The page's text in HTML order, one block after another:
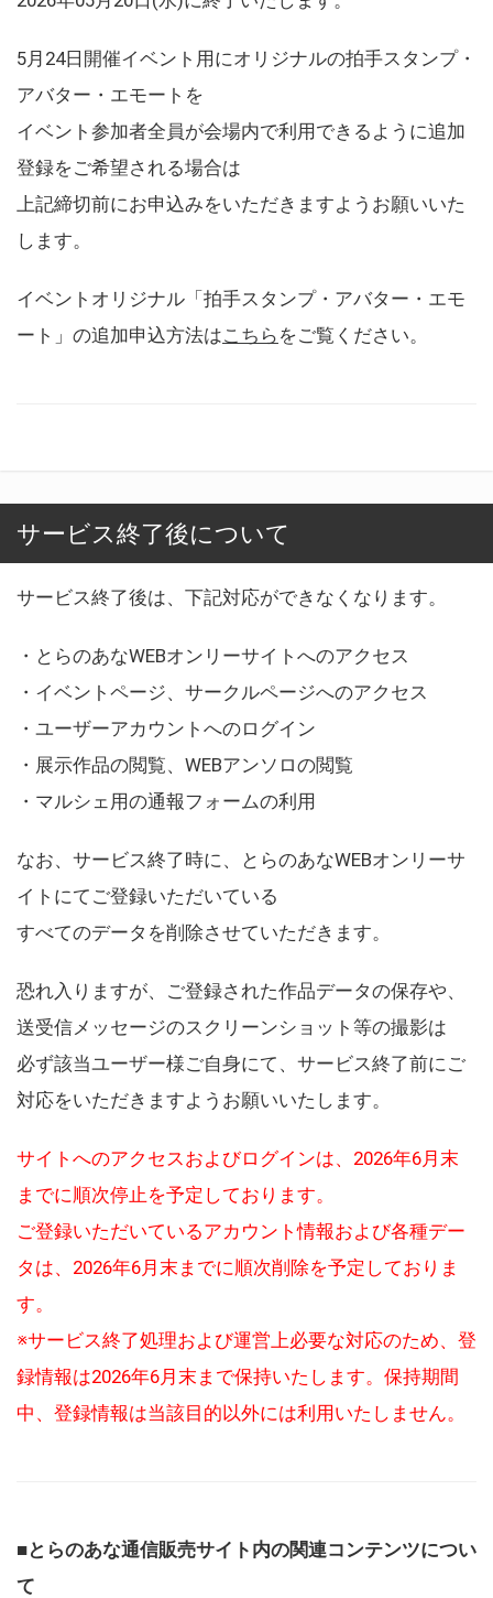
5月24日開催イベント用にオリジナルの拍手スタンプ・
アバター・エモートを
イベント参加者全員が会場内で利用できるように追加
登録をご希望される場合は
上記締切前にお申込みをいただきますようお願いいた
します。
イベントオリジナル「拍手スタンプ・アバター・エモ
ート」の追加申込方法はこちら をご覧ください。
サービス終了後について
サービス終了後は、下記対応ができなくなります。
・とらのあなWEBオンリーサイトへのアクセス
・イベントページ、サークルページへのアクセス
・ユーザーアカウントへのログイン
・展示作品の閲覧、WEBアンソロの閲覧
・マルシェ用の通報フォームの利用
なお、サービス終了時に、とらのあなWEBオンリーサ
イトにてご登録いただいている
すべてのデータを削除させていただきます。
恐れ入りますが、ご登録された作品データの保存や、
送受信メッセージのスクリーンショット等の撮影は
必ず該当ユーザー様ご自身にて、サービス終了前にご
対応をいただきますようお願いいたします。
サイトへのアクセスおよびログインは、2026年6月末
までに順次停止を予定しております。
ご登録いただいているアカウント情報および各種デー
タは、2026年6月末までに順次削除を予定しておりま
す。
※サービス終了処理および運営上必要な対応のため、登
録情報は2026年6月末まで保持いたします。保持期間
中、登録情報は当該目的以外には利用いたしません。
■とらのあな通信販売サイト内の関連コンテンツについ
て